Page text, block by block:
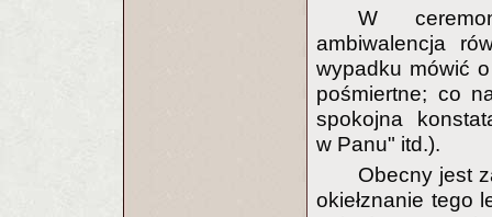
W
ambiwalencja
wypadku mówić
pośmiertne; co
spokojna
w Panu" itd.).
Obecny jest
okiełznanie tego